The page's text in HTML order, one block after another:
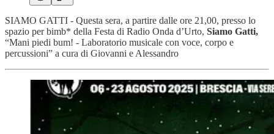
SIAMO GATTI - Questa sera, a partire dalle ore 21,00, presso lo
spazio per bimb* della Festa di Radio Onda d’Urto, Siamo Gatti,
“Mani piedi bum! - Laboratorio musicale con voce, corpo e
percussioni” a cura di Giovanni e Alessandro